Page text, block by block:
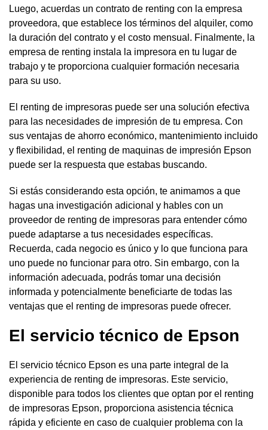
Luego, acuerdas un contrato de renting con la empresa
proveedora, que establece los términos del alquiler, como
la duración del contrato y el costo mensual. Finalmente, la
empresa de renting instala la impresora en tu lugar de
trabajo y te proporciona cualquier formación necesaria
para su uso.
El renting de impresoras puede ser una solución efectiva
para las necesidades de impresión de tu empresa. Con
sus ventajas de ahorro económico, mantenimiento incluido
y flexibilidad, el renting de maquinas de impresión Epson
puede ser la respuesta que estabas buscando.
Si estás considerando esta opción, te animamos a que
hagas una investigación adicional y hables con un
proveedor de renting de impresoras para entender cómo
puede adaptarse a tus necesidades específicas.
Recuerda, cada negocio es único y lo que funciona para
uno puede no funcionar para otro. Sin embargo, con la
información adecuada, podrás tomar una decisión
informada y potencialmente beneficiarte de todas las
ventajas que el renting de impresoras puede ofrecer.
El servicio técnico de Epson
El servicio técnico Epson es una parte integral de la
experiencia de renting de impresoras. Este servicio,
disponible para todos los clientes que optan por el renting
de impresoras Epson, proporciona asistencia técnica
rápida y eficiente en caso de cualquier problema con la